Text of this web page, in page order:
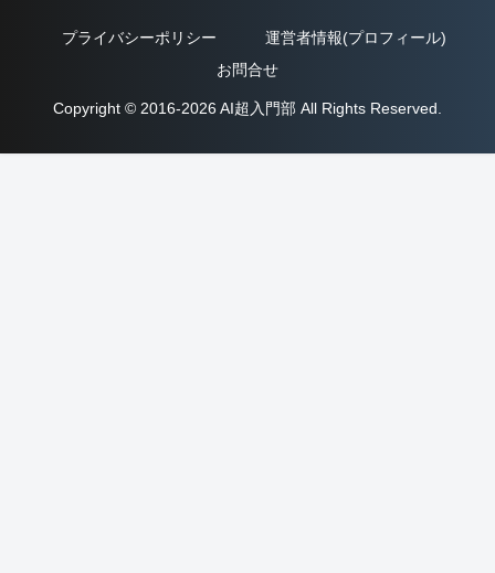
プライバシーポリシー
運営者情報(プロフィール)
お問合せ
Copyright © 2016-2026 AI超入門部 All Rights Reserved.